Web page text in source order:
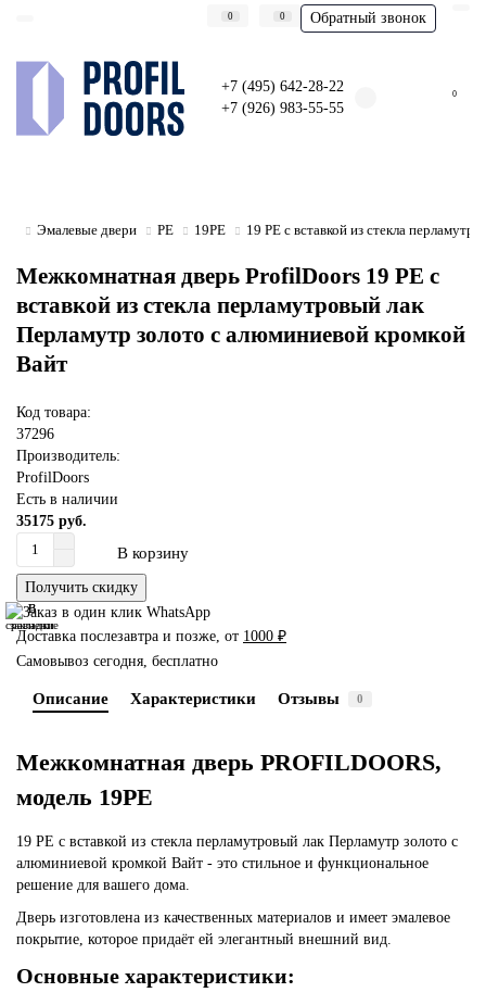
0 0 Обратный звонок
+7 (495) 642-28-22
+7 (926) 983-55-55
0
Эмалевые двери PE 19PE 19 PE с вставкой из стекла
Межкомнатная дверь ProfilDoors 19 PE с
вставкой из стекла перламутровый лак
Перламутр золото с алюминиевой кромкой
Вайт
Код товара:
37296
Производитель:
ProfilDoors
Есть в наличии
35175 руб.
В корзину
Получить скидку
В
закладки
В
сравнение
Доставка послезавтра и позже, от 1000 ₽
Самовывоз сегодня, бесплатно
Описание Характеристики Отзывы 0
Межкомнатная дверь PROFILDOORS,
модель 19PE
19 PE с вставкой из стекла перламутровый лак Перламутр золото с
алюминиевой кромкой Вайт - это стильное и функциональное
решение для вашего дома.
Дверь изготовлена из качественных материалов и имеет эмалевое
покрытие, которое придаёт ей элегантный внешний вид.
Основные характеристики: